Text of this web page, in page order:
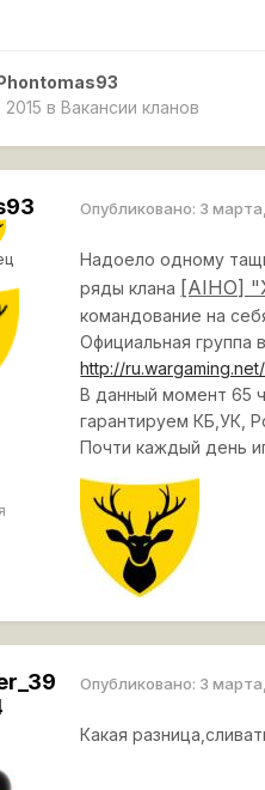
в Вакансии кланов
Опубликовано: 3
Надоело одному
ряды клана [AIHO]
командование на
Официальная группа
http://
В данный момент 65
гарантируем КБ,УК,
Почти каждый день
Опубликовано: 3
Какая